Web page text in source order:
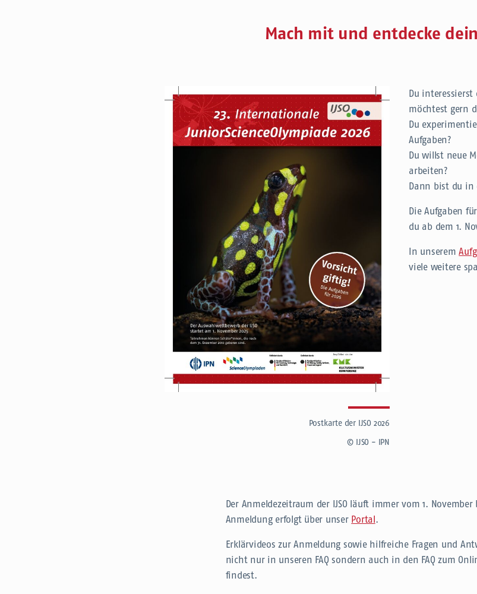
Mach mit und entdecke
Postkarte der IJSO 2026
© IJSO - IPN
Du
möchtest gern
Du
Aufgaben?
Du willst neue
arbeiten?
Dann bist du in
Die Aufgaben
du ab dem 1.
In unserem
viele weitere
Der Anmeldezeitraum der IJSO läuft immer vom 1. November
Anmeldung erfolgt über unser Portal .
Erklärvideos zur Anmeldung sowie hilfreiche Fragen und
nicht nur in unseren FAQ sondern auch in den FAQ zum
findest.